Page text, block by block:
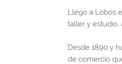
Llegó a Lobos
taller y estudio,
Desde 1890 y
de comercio